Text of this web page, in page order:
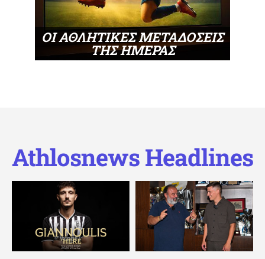
ΟΙ ΑΘΛΗΤΙΚΕΣ ΜΕΤΑΔΟΣΕΙΣ
ΤΗΣ ΗΜΕΡΑΣ
Athlosnews Headlines